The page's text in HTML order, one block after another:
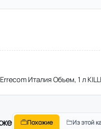
Италия Объем, 1 л
Похожие Из этой